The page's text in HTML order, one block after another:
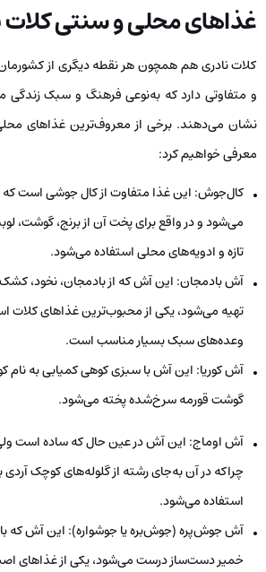
غذاهای محلی و سنتی کلات
کلات نادری هم همچون هر نقطه دیگری از
و متفاوتی دارد که به‌نوعی فرهنگ و سبک زندگی
نشان می‌دهند. برخی از معروف‌ترین غذاهای محلی
معرفی خواهیم کرد:
کال‌جوش: این غذا متفاوت از کال جوشی است که
می‌شود و در واقع برای پخت آن از برنج، گوشت،
تازه و ادویه‌های محلی استفاده می‌شود.
آش بادمجان: این آش که از بادمجان، نخود،
تهیه می‌شود، یکی از محبوب‌ترین غذاهای کلات
وعده‌های سبک بسیار مناسب است.
آش کوریا: این آش با سبزی کوهی کمیابی به نام
گوشت قورمه سرخ‌شده پخته می‌شود.
آش اوماج: این آش در عین حال که ساده
چراکه در آن به‌جای رشته از گلوله‌های کوچک آردی
استفاده می‌شود.
آش جوش‌پره (جوش‌بره یا جوشواره): این آش که
خمیر دست‌ساز درست می‌شود، یکی از غذاهای